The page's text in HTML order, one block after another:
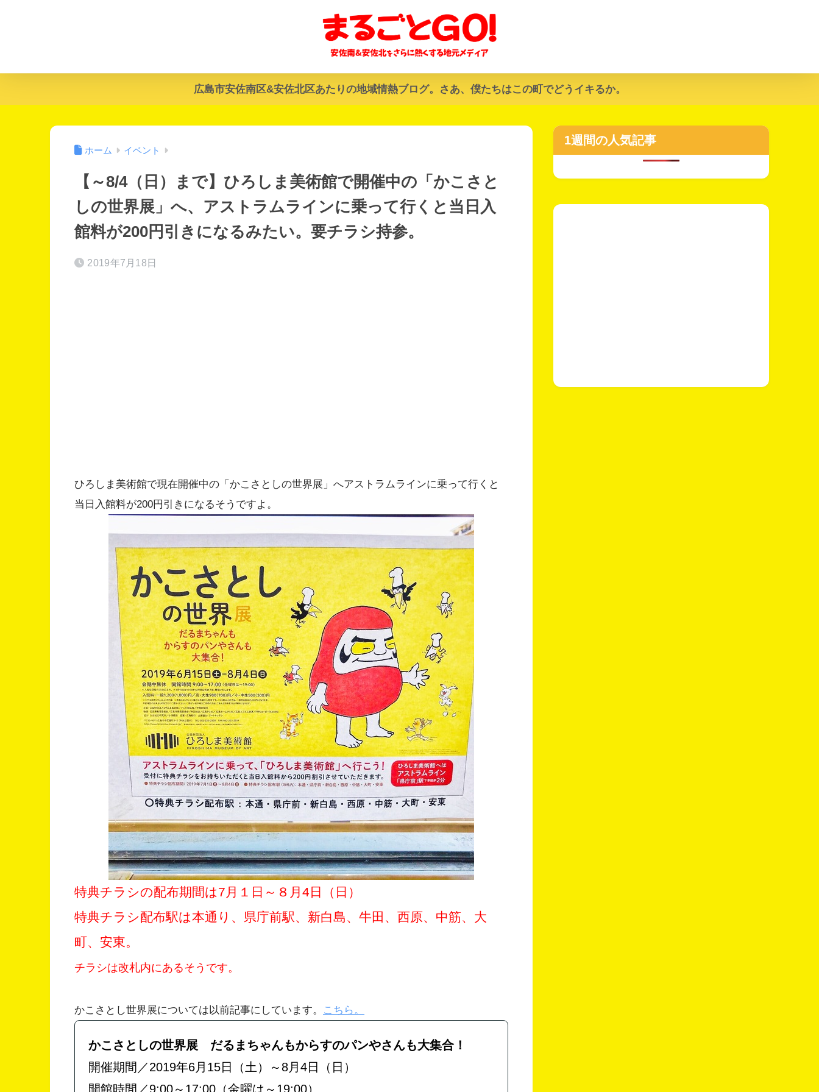
広島市安佐南区&安佐北区あたりの地域情熱ブログ。さあ、僕たちはこの町でどうイキるか。
ホーム イベント
【～8/4（日）まで】ひろしま美術館で開催中の「かこさと
しの世界展」へ、アストラムラインに乗って行くと当日入
館料が200円引きになるみたい。要チラシ持参。
2019年7月18日
ひろしま美術館で現在開催中の「かこさとしの世界展」へアストラムラインに乗って行くと
当日入館料が200円引きになるそうですよ。
特典チラシの配布期間は7月１日～８月4日（日）
特典チラシ配布駅は本通り、県庁前駅、新白島、牛田、西原、中筋、大
町、安東。
チラシは改札内にあるそうです。
かこさとし世界展については以前記事にしています。 こちら。
かこさとしの世界展 だるまちゃんもからすのパンやさんも大集合！
開催期間／2019年6月15日（土）～8月4日（日）
開館時間／9:00～17:00（金曜は～19:00）
1週間の人気記事